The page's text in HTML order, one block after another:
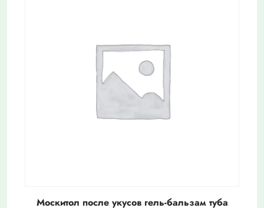
Москитол после укусов гель-бальзам туба